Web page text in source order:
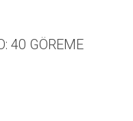
40 GÖREME